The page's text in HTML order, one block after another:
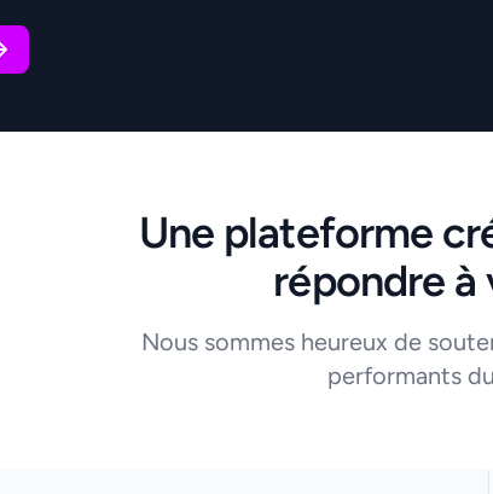
Une plateforme
répondre à
Nous sommes heureux de
performants